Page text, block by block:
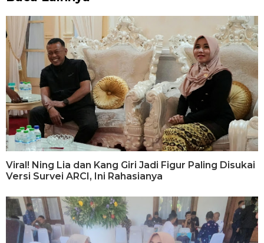
Viral! Ning Lia dan Kang Giri Jadi Figur Paling Disukai
Versi Survei ARCI, Ini Rahasianya